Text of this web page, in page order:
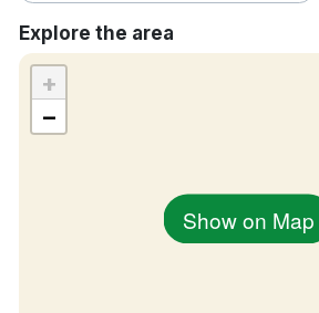
Explore the area
Show on Map
+
−